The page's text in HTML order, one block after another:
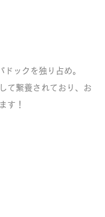
ックを独り占め。
て繋養されており、お
す！